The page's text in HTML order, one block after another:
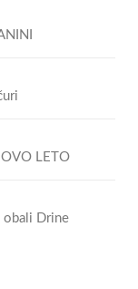
LETO
obali Drine